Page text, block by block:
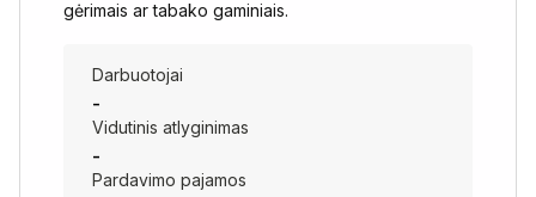
gėrimais ar tabako gaminiais.
Darbuotojai
-
Vidutinis atlyginimas
-
Pardavimo pajamos